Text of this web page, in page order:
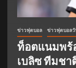
ข่าวฟุตบอล ข่าวฟุตบอล
ท็อตแนมพร้
เบลิซ ทีมชา